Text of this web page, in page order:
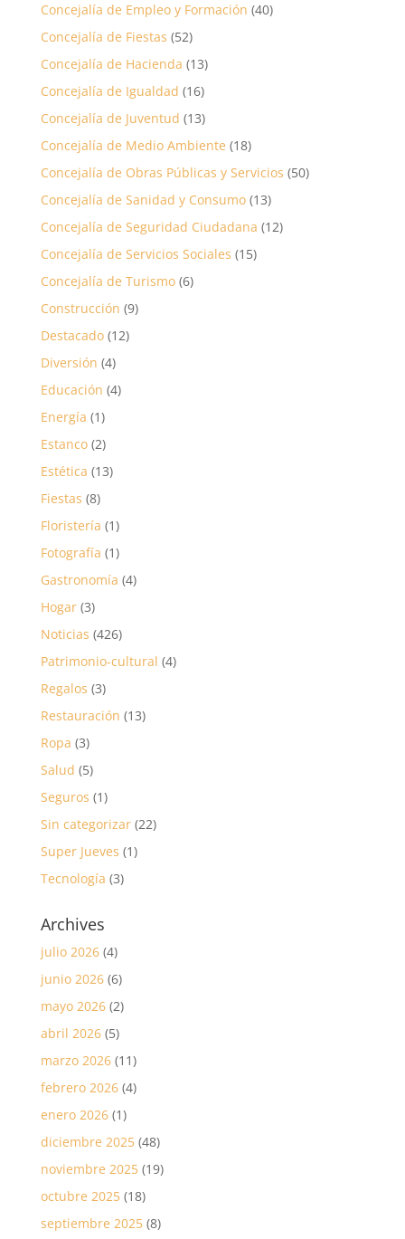
Concejalía de Empleo y Formación (40)
Concejalía de Fiestas (52)
Concejalía de Hacienda (13)
Concejalía de Igualdad (16)
Concejalía de Juventud (13)
Concejalía de Medio Ambiente (18)
Concejalía de Obras Públicas y Servicios (50)
Concejalía de Sanidad y Consumo(13)
Concejalía de Seguridad Ciudadana (12)
Concejalía de Servicios Sociales (15)
Concejalía de Turismo(6)
Construcción (9)
Destacado(12)
Diversión (4)
Educación (4)
Energía (1)
Estanco(2)
Estética (13)
Fiestas (8)
Floristería (1)
Fotografía (1)
Gastronomía (4)
Hogar(3)
Noticias (426)
Patrimonio-cultural (4)
Regalos (3)
Restauración (13)
Ropa (3)
Salud (5)
Seguros (1)
Sin categorizar(22)
Super Jueves (1)
Tecnología (3)
Archives
julio 2026(4)
junio 2026(6)
mayo 2026(2)
abril 2026(5)
marzo 2026(11)
febrero 2026(4)
enero 2026(1)
diciembre 2025(48)
noviembre 2025(19)
octubre 2025(18)
septiembre 2025(8)